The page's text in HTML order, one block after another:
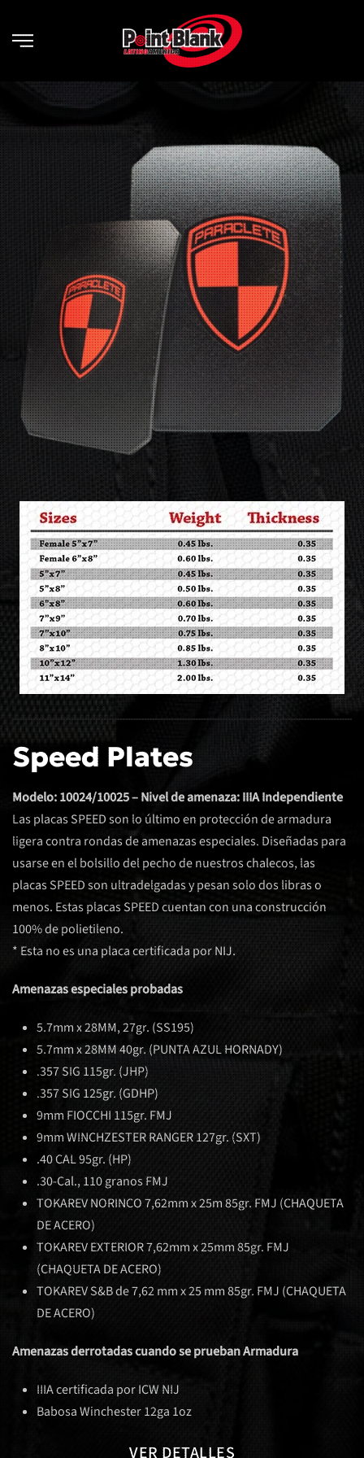
Skip to main content
Speed Plates
Modelo: 10024/10025 – Nivel de amenaza: IIIA Independiente
Las placas SPEED son lo último en protección de armadura
ligera contra rondas de amenazas especiales. Diseñadas para
usarse en el bolsillo del pecho de nuestros chalecos, las
placas SPEED son ultradelgadas y pesan solo dos libras o
menos. Estas placas SPEED cuentan con una construcción
100% de polietileno.
* Esta no es una placa certificada por NIJ.
Amenazas especiales probadas
5.7mm x 28MM, 27gr. (SS195)
5.7mm x 28MM 40gr. (PUNTA AZUL HORNADY)
.357 SIG 115gr. (JHP)
.357 SIG 125gr. (GDHP)
9mm FIOCCHI 115gr. FMJ
9mm WINCHZESTER RANGER 127gr. (SXT)
.40 CAL 95gr. (HP)
.30-Cal., 110 granos FMJ
TOKAREV NORINCO 7,62mm x 25m 85gr. FMJ (CHAQUETA
DE ACERO)
TOKAREV EXTERIOR 7,62mm x 25mm 85gr. FMJ
(CHAQUETA DE ACERO)
TOKAREV S&B de 7,62 mm x 25 mm 85gr. FMJ (CHAQUETA
DE ACERO)
Amenazas derrotadas cuando se prueban Armadura
IIIA certificada por ICW NIJ
Babosa Winchester 12ga 1oz